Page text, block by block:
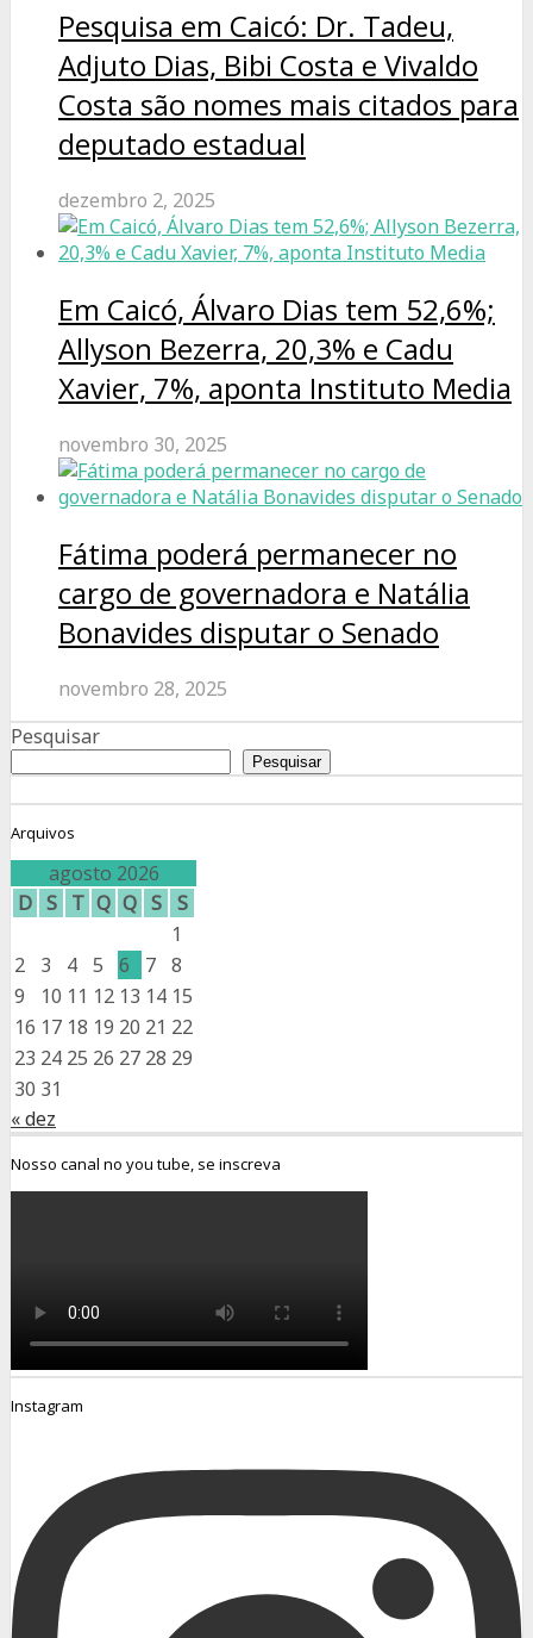
Pesquisa em Caicó: Dr. Tadeu,
Adjuto Dias, Bibi Costa e Vivaldo
Costa são nomes mais citados para
deputado estadual
dezembro 2, 2025
Em Caicó, Álvaro Dias tem 52,6%;
Allyson Bezerra, 20,3% e Cadu
Xavier, 7%, aponta Instituto Media
novembro 30, 2025
Fátima poderá permanecer no
cargo de governadora e Natália
Bonavides disputar o Senado
novembro 28, 2025
Pesquisar
Pesquisar
Arquivos
agosto 2026
D S T Q Q S
S
1
2
3 4 5 6 7 8
9
10 11 12 13 14 15
16 17 18 19 20 21 22
23 24 25 26 27 28 29
30 31
« dez
Nosso canal no you tube, se inscreva
Instagram